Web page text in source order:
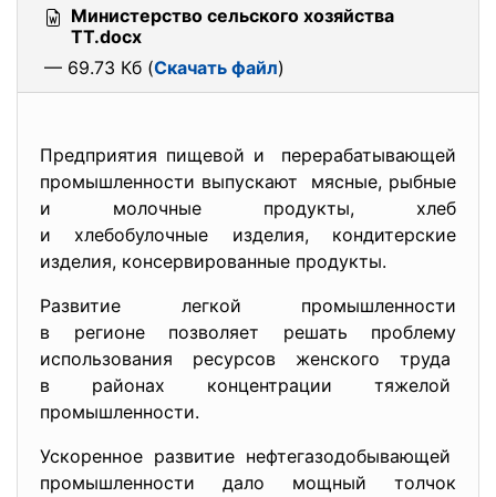
Министерство сельского хозяйства
ТТ.docx
— 69.73 Кб (Скачать файл)
Предприятия пищевой и перерабатывающей
промышленности выпускают мясные, рыбные
и молочные продукты, хлеб
и хлебобулочные изделия, кондитерские
изделия, консервированные продукты.
Развитие легкой промышленности
в регионе позволяет решать проблему
использования ресурсов женского труда
в районах концентрации тяжелой
промышленности.
Ускоренное развитие нефтегазодобывающей
промышленности дало мощный толчок